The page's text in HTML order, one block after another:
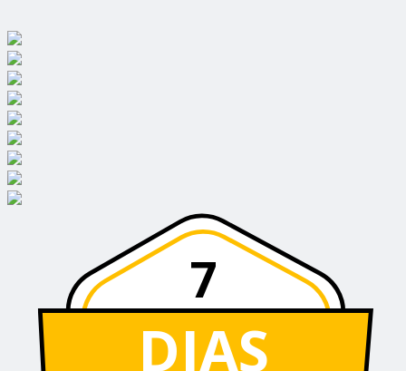
7
DIAS